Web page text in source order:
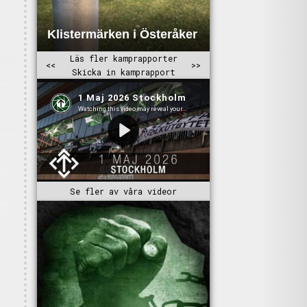
Se fler av våra videor